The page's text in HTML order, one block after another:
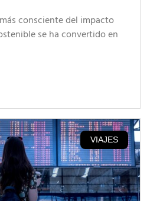
consciente del impacto
se ha convertido en
VIAJES